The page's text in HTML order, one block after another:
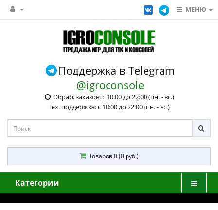
МЕНЮ
Поддержка в Telegram
@igroconsole
Обраб. заказов: с 10:00 до 22:00 (пн. - вс.)
Тех. поддержка: с 10:00 до 22:00 (пн. - вс.)
Товаров 0 (0 руб.)
Категории